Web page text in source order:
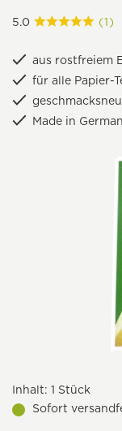
5.0 (1)
aus rostfreiem
für alle Papier-
Made in
Inhalt: 1 Stück
Sofort